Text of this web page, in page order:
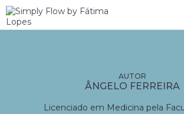
ÂNGELO FERREIRA
Licenciado em Medicina pela